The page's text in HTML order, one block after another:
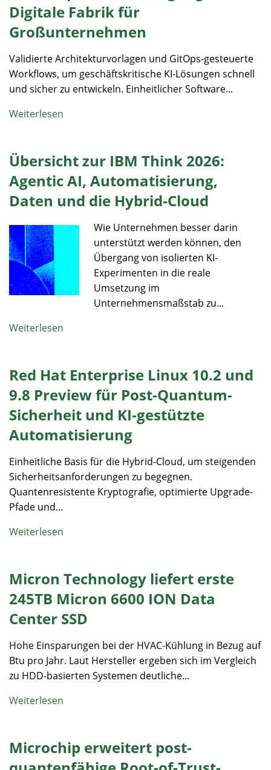
Digitale Fabrik für
Großunternehmen
Validierte Architekturvorlagen und GitOps-gesteuerte
Workflows, um geschäftskritische KI-Lösungen schnell
und sicher zu entwickeln. Einheitlicher Software...
Weiterlesen
Übersicht zur IBM Think 2026:
Agentic AI, Automatisierung,
Daten und die Hybrid-Cloud
Wie Unternehmen besser darin
unterstützt werden können, den
Übergang von isolierten KI-
Experimenten in die reale
Umsetzung im
Unternehmensmaßstab zu...
Weiterlesen
Red Hat Enterprise Linux 10.2 und
9.8 Preview für Post-Quantum-
Sicherheit und KI-gestützte
Automatisierung
Einheitliche Basis für die Hybrid-Cloud, um steigenden
Sicherheitsanforderungen zu begegnen.
Quantenresistente Kryptografie, optimierte Upgrade-
Pfade und...
Weiterlesen
Micron Technology liefert erste
245TB Micron 6600 ION Data
Center SSD
Hohe Einsparungen bei der HVAC-Kühlung in Bezug auf
Btu pro Jahr. Laut Hersteller ergeben sich im Vergleich
zu HDD-basierten Systemen deutliche...
Weiterlesen
Microchip erweitert post-